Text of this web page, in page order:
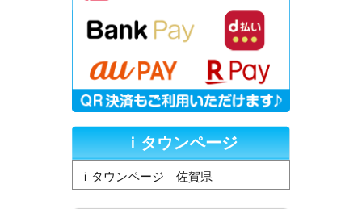
ｉタウンページ
ｉタウンページ 佐賀県